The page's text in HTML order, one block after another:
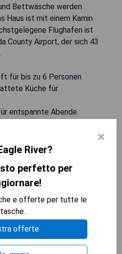
Bettwäsche werden
Haus ist mit einem Kamin
Flughafen ist
County Airport, der sich 43
für bis zu 6 Personen
Küche für
entspannte Abende
I PREZZI
×
River?
perfetto per
e offerte per tutte le
tasche.
offerte